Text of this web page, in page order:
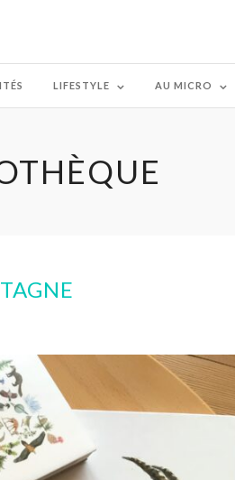
LIFESTYLE AU MICRO